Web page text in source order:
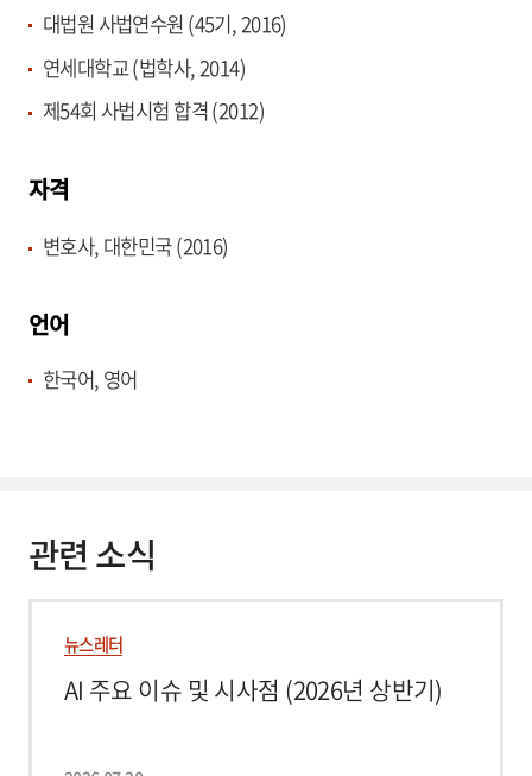
대법원 사법연수원 (45기, 2016)
연세대학교 (법학사, 2014)
제54회 사법시험 합격 (2012)
자격
변호사, 대한민국 (2016)
언어
한국어, 영어
관련 소식
뉴스레터
AI 주요 이슈 및 시사점 (2026년 상반기)